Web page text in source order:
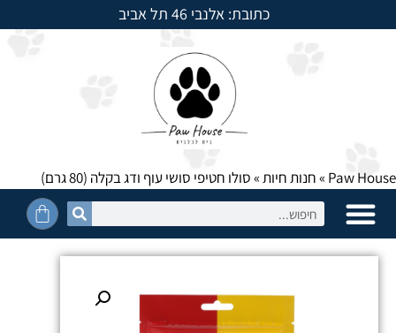
כתובת: אלנבי 46 תל אביב
למשלוחים חייגו: 054-5950525
Paw House
»חנות חיות»סולו חטיפי סושי עוף ודג בקלה (80 גרם)